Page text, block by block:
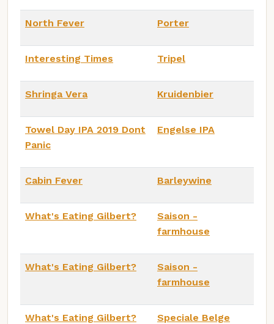
North Fever Porter
Interesting Times Tripel
Shringa Vera Kruidenbier
Towel Day IPA 2019 Dont
Panic
Engelse IPA
Cabin Fever Barleywine
What's Eating Gilbert?
Saison -
farmhouse
What's Eating Gilbert?
Saison -
farmhouse
What's Eating Gilbert? Speciale Belge